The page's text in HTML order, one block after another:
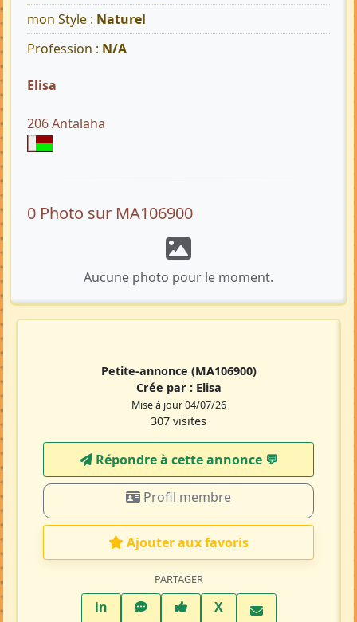
mon Style : Naturel
Profession : N/A
Elisa
206 Antalaha
0 Photo sur MA106900
Aucune photo pour le moment.
Petite-annonce (MA106900)
Crée par : Elisa
Mise à jour 04/07/26
307 visites
Répondre à cette annonce 💬​
Profil membre
Ajouter aux favoris
PARTAGER
inLinkedInWhatsAppFacebook
XTwitter X